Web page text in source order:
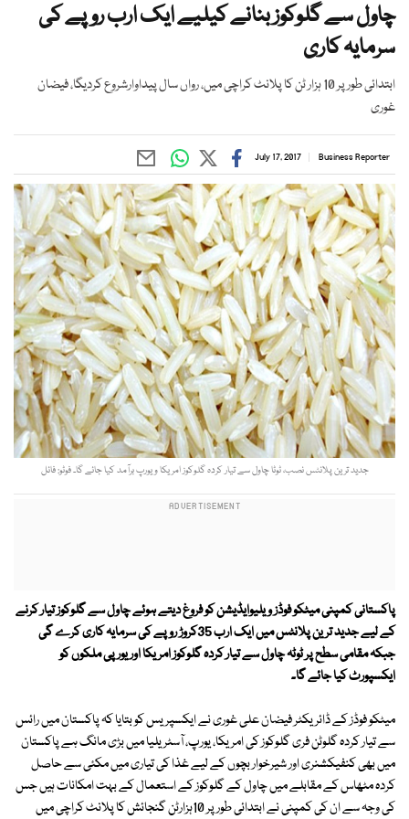
چاول سے گلوکوز بنانے کیلیے ایک ارب روپے کی
سرمایہ کاری
ابتدائی طور پر 10 ہزار ٹن کا پلانٹ کراچی میں، رواں سال پیداوارشروع کردیگا، فیضان
غوری
Business Reporter
July 17, 2017
جدید ترین پلانٹس نصب، ٹوٹا چاول سے تیار کردہ گلوکوز امریکا ویورپ برآمد کیا جائے گا۔ فوٹو: فائل
پاکستانی کمپنی میٹکو فوڈز ویلیوایڈیشن کو فروغ دیتے ہوئے چاول سے گلوکوز تیار کرنے
کے لیے جدید ترین پلانٹس میں ایک ارب 35کروڑ روپے کی سرمایہ کاری کرے گی
جبکہ مقامی سطح پر ٹوٹہ چاول سے تیار کردہ گلوکوز امریکا اور یورپی ملکوں کو
ایکسپورٹ کیا جائے گا۔
میٹکو فوڈز کے ڈائریکٹر فیضان علی غوری نے ایکسپریس کو بتایا کہ پاکستان میں رائس
سے تیار کردہ گلوٹن فری گلوکوز کی امریکا، یورپ، آسٹریلیا میں بڑی مانگ ہے پاکستان
میں بھی کنفیکشنری اور شیرخوار بچوں کے لیے غذا کی تیاری میں مکئی سے حاصل
کردہ مٹھاس کے مقابلے میں چاول کے گلوکوز کے استعمال کے بہت امکانات ہیں جس
کی وجہ سے ان کی کمپنی نے ابتدائی طور پر 10ہزارٹن گنجائش کا پلانٹ کراچی میں